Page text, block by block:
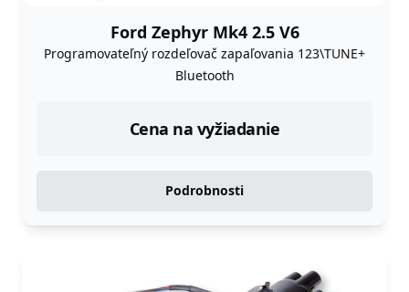
Ford Zephyr Mk4 2.5 V6
Programovateľný rozdeľovač zapaľovania 123\TUNE+
Bluetooth
Cena na vyžiadanie
Podrobnosti